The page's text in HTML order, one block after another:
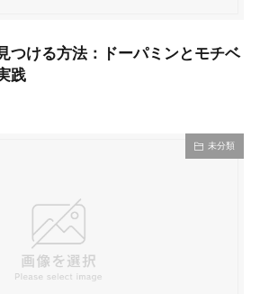
つける方法：ドーパミンとモチベ
践
未分類